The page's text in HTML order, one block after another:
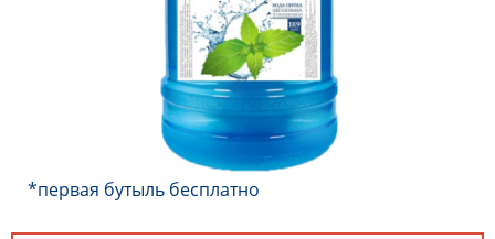
*первая бутыль бесплатно